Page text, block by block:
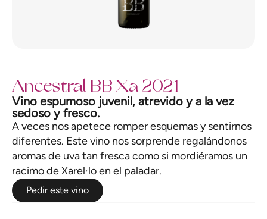
Ancestral BB Xa 2021
Vino espumoso juvenil, atrevido y a la vez
sedoso y fresco.
A veces nos apetece romper esquemas y sentirnos
diferentes. Este vino nos sorprende regalándonos
aromas de uva tan fresca como si mordiéramos un
racimo de Xarel·lo en el paladar.
Pedir este vino